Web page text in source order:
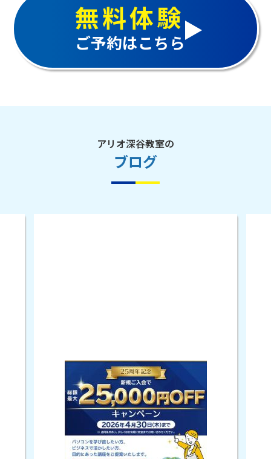
無料体験
ご予約はこちら
アリオ深谷教室の
ブログ